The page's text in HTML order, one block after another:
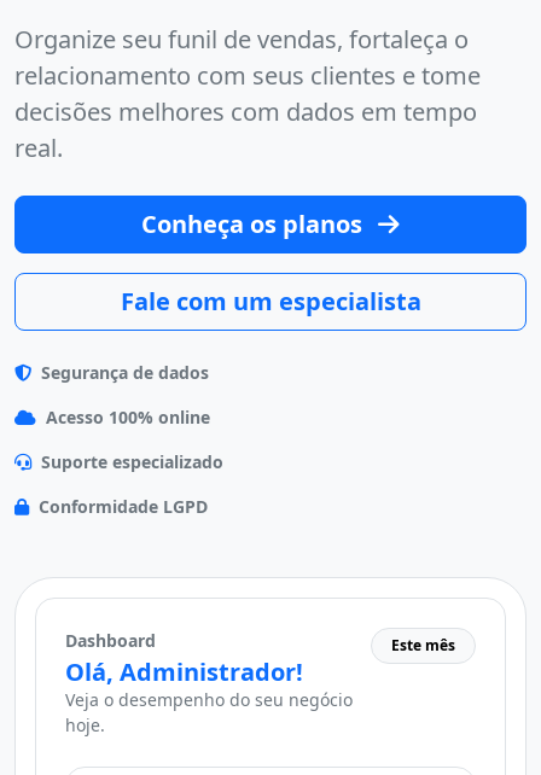
Organize seu funil de vendas, fortaleça o
relacionamento com seus clientes e tome
decisões melhores com dados em tempo
real.
Conheça os planos
Fale com um especialista
Segurança de dados
Acesso 100% online
Suporte especializado
Conformidade LGPD
Dashboard
Olá, Administrador!
Veja o desempenho do seu negócio
hoje.
Este mês